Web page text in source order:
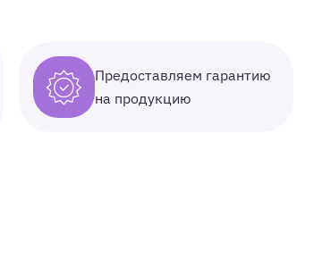
Предоставляем гарантию
на продукцию